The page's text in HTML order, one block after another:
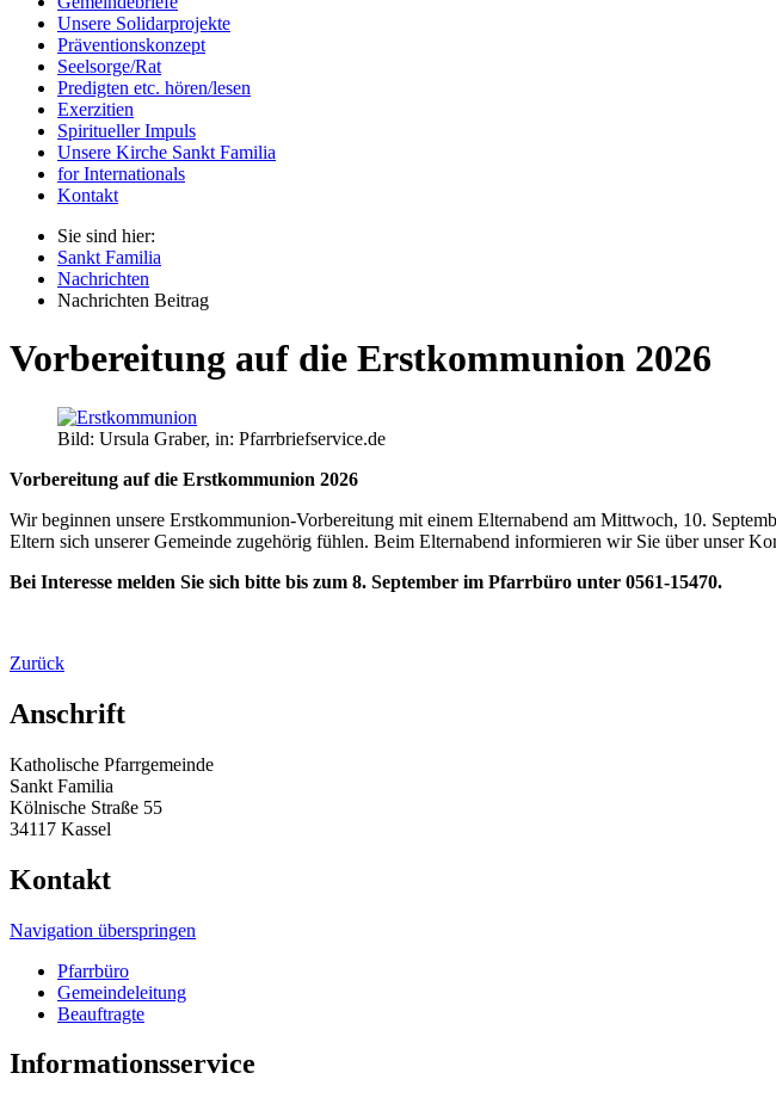
Unsere Solidarprojekte
Präventionskonzept
Seelsorge/Rat
Predigten etc. hören/lesen
Exerzitien
Spiritueller Impuls
Unsere Kirche Sankt Familia
for Internationals
Kontakt
Sie sind hier:
Sankt Familia
Nachrichten
Nachrichten Beitrag
Vorbereitung auf die Erstkommunion 2026
Bild: Ursula Graber, in: Pfarrbriefservice.de
Vorbereitung auf die Erstkommunion 2026
Wir beginnen unsere Erstkommunion-Vorbereitung mit einem Elternabend am Mittwoch, 10.
Eltern sich unserer Gemeinde zugehörig fühlen. Beim Elternabend informieren wir Sie über unser
Bei Interesse melden Sie sich bitte bis zum 8. September im Pfarrbüro unter 0561-15470.
Zurück
Anschrift
Katholische Pfarrgemeinde
Sankt Familia
Kölnische Straße 55
34117 Kassel
Kontakt
Navigation überspringen
Pfarrbüro
Gemeindeleitung
Beauftragte
Informationsservice